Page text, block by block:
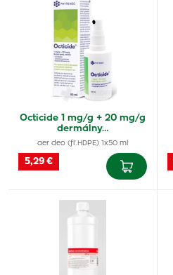
Octicide 1 mg/g + 20 mg/g
dermálny…
aer deo (fľ.HDPE) 1x50 ml
5,29 €